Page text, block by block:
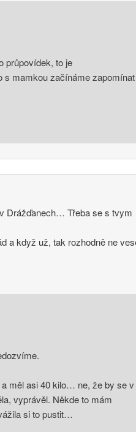
průpovídek, to je
s mamkou začínáme zapomínat
Drážďanech… Třeba se s tvym
a když už, tak rozhodně ne
měl asi 40 kilo… ne, že by se v
vyprávěl. Někde to mám
si to pustit…